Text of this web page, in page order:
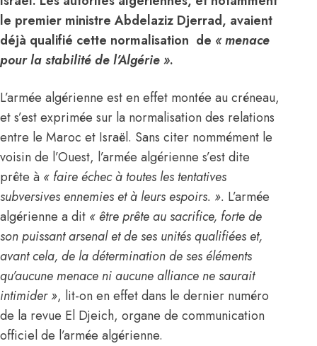
le premier ministre Abdelaziz Djerrad, avaient
déjà qualifié cette normalisation de « menace
pour la stabilité de l’Algérie».
L’armée algérienne est en effet montée au créneau,
et s’est exprimée sur la normalisation des relations
entre le Maroc et Israël. Sans citer nommément le
voisin de l’Ouest, l’armée algérienne s’est dite
prête à « faire échec à toutes les tentatives
subversives ennemies et à leurs espoirs. ». L’armée
algérienne a dit « être prête au sacrifice, forte de
son puissant arsenal et de ses unités qualifiées et,
avant cela, de la détermination de ses éléments
qu’aucune menace ni aucune alliance ne saurait
intimider », lit-on en effet dans le dernier numéro
de la revue El Djeich, organe de communication
officiel de l’armée algérienne.